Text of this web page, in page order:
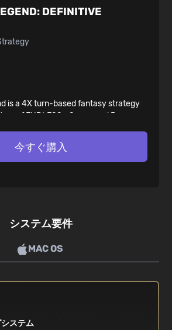
DEFINITIVE
is a 4X turn-based fantasy strategy
of ENDLESS™ Space and Dungeon
struggle to save your homeworld
own Legend!
今すぐ購入
システム要件
MAC OS
ステム